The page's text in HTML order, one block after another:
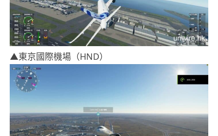
▲東京國際機場（HND）